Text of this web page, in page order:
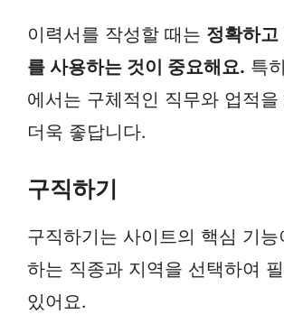
이력서를 작성할 때는 정확하고
를 사용하는 것이 중요해요. 특
에서는 구체적인 직무와 업적을
더욱 좋답니다.
구직하기
구직하기는 사이트의 핵심 기능
하는 직종과 지역을 선택하여
있어요.